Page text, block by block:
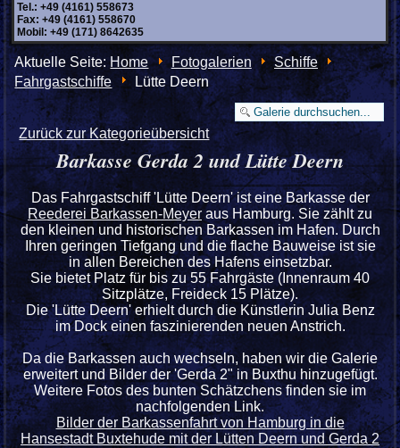
Tel.: +49 (4161) 558673
Fax: +49 (4161) 558670
Mobil: +49 (171) 8642635
Aktuelle Seite:Home Fotogalerien
Schiffe
Fahrgastschiffe
Lütte Deern
Zurück zur Kategorieübersicht
Barkasse Gerda 2 und Lütte Deern
Das Fahrgastschiff 'Lütte Deern' ist eine Barkasse der
Reederei Barkassen-Meyeraus Hamburg. Sie zählt zu
den kleinen und historischen Barkassen im Hafen. Durch
Ihren geringen Tiefgang und die flache Bauweise ist sie
in allen Bereichen des Hafens einsetzbar.
Sie bietet Platz für bis zu 55 Fahrgäste (Innenraum 40
Sitzplätze, Freideck 15 Plätze).
Die 'Lütte Deern' erhielt durch die Künstlerin Julia Benz
im Dock einen faszinierenden neuen Anstrich.
Da die Barkassen auch wechseln, haben wir die Galerie
erweitert und Bilder der 'Gerda 2" in Buxthu hinzugefügt.
Weitere Fotos des bunten Schätzchens finden sie im
nachfolgenden Link.
Bilder der Barkassenfahrt von Hamburg in die
Hansestadt Buxtehude mit der Lütten Deern und Gerda 2